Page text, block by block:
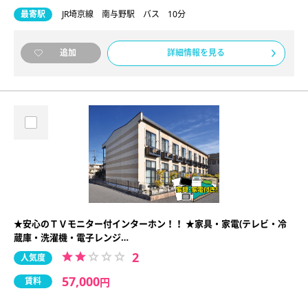
最寄駅 JR埼京線 南与野駅 バス 10分
追加 詳細情報を見る
★安心のＴＶモニター付インターホン！！ ★家具・家電(テレビ・冷
蔵庫・洗濯機・電子レンジ…
人気度 2
賃料 57,000円